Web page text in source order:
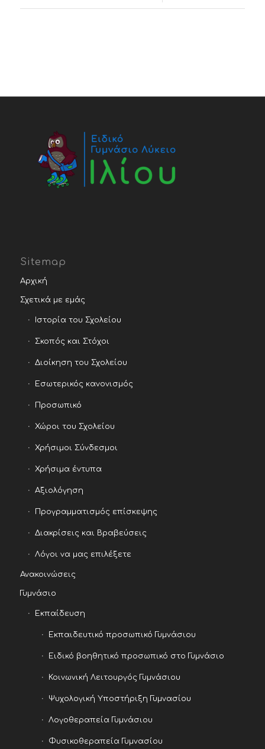
Sitemap
Αρχική
Σχετικά με εμάς
Ιστορία του Σχολείου
Σκοπός και Στόχοι
Διοίκηση του Σχολείου
Εσωτερικός κανονισμός
Προσωπικό
Χώροι του Σχολείου
Χρήσιμοι Σύνδεσμοι
Χρήσιμα έντυπα
Αξιολόγηση
Προγραμματισμός επίσκεψης
Διακρίσεις και Βραβεύσεις
Λόγοι να μας επιλέξετε
Ανακοινώσεις
Γυμνάσιο
Εκπαίδευση
Εκπαιδευτικό προσωπικό Γυμνάσιου
Ειδικό βοηθητικό προσωπικό στο Γυμνάσιο
Κοινωνική Λειτουργός Γυμνάσιου
Ψυχολογική Υποστήριξη Γυμνασίου
Λογοθεραπεία Γυμνάσιου
Φυσικοθεραπεία Γυμνασίου